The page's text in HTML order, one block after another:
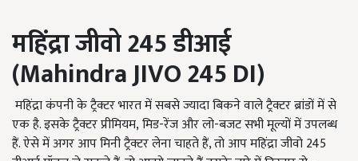
महिंद्रा जीवो 245 डीआई
(Mahindra JIVO245DI)
महिंद्रा कंपनी के ट्रैक्टर भारत में सबसे ज्यादा बिकने वाले ट्रैक्टर ब्रांडों में से
एक है. इसके ट्रैक्टर प्रीमियम,मिड-रेंज और लो-बजट सभी मूल्यों में उपलब्ध
हैं. ऐसे में अगर आप मिनी ट्रैक्टर लेना चाहते हैं, तो आप महिंद्रा जीवो 245